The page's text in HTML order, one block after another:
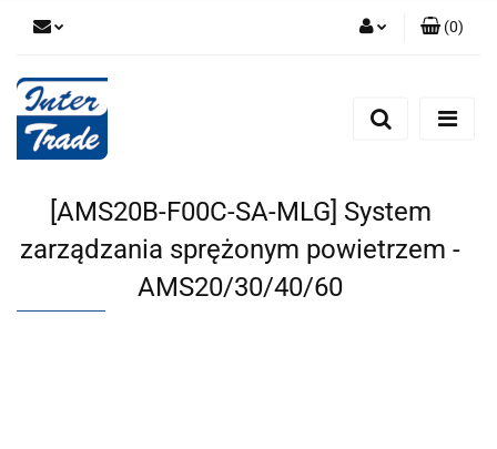
Zarejestruj się
(0)
[AMS20B-F00C-SA-MLG] System
zarządzania sprężonym powietrzem -
AMS20/30/40/60